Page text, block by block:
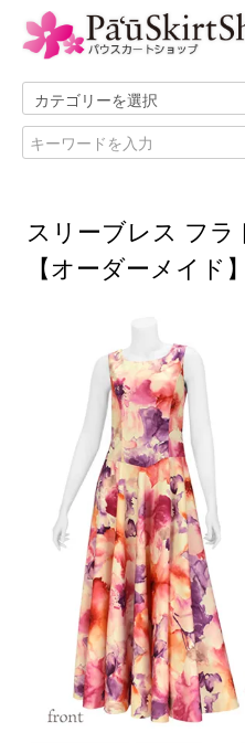
スリーブレス フラ
【オーダーメイド】